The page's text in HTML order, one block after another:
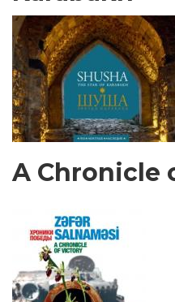
A Chronicle